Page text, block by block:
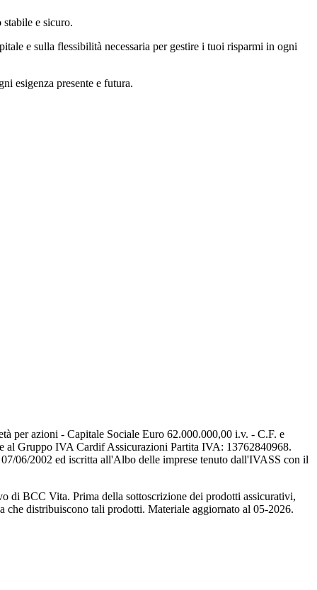
e sicuro.
e sulla flessibilità necessaria per gestire i tuoi risparmi in ogni
esigenza presente e futura.
per azioni - Capitale Sociale Euro 62.000.000,00 i.v. - C.F. e
Gruppo IVA Cardif Assicurazioni Partita IVA: 13762840968.
06/2002 ed iscritta all'Albo delle imprese tenuto dall'IVASS con il
di BCC Vita. Prima della sottoscrizione dei prodotti assicurativi,
distribuiscono tali prodotti. Materiale aggiornato al 05-2026.